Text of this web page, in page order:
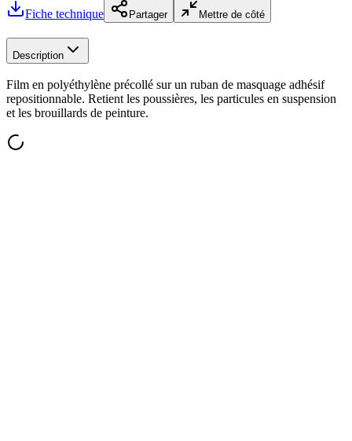
Fiche technique
Partager Mettre de côté
Description
Film en polyéthylène précollé sur un ruban de masquage adhésif
repositionnable. Retient les poussières, les particules en suspension
et les brouillards de peinture.